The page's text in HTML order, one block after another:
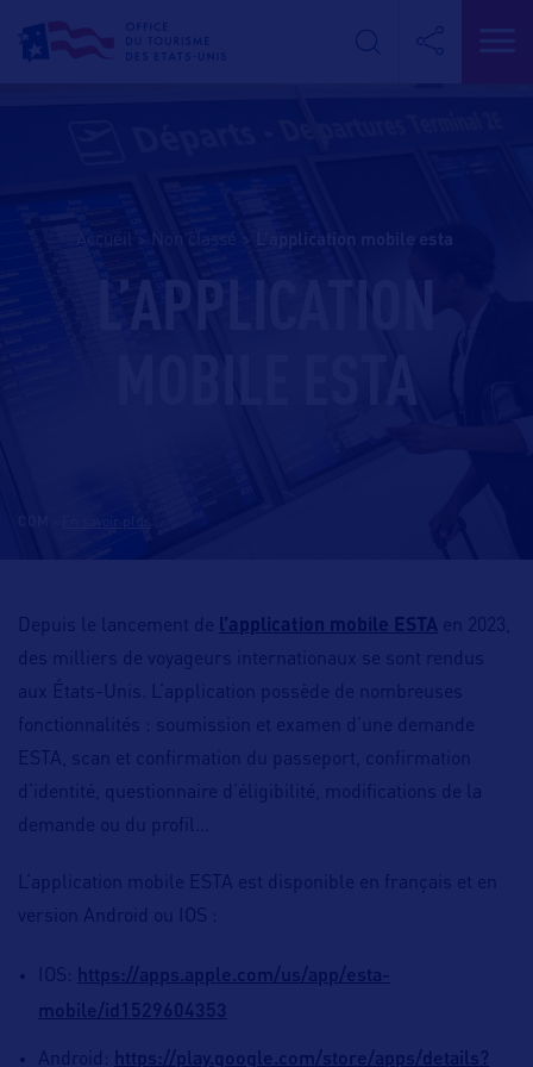
l’application mobile esta
Depuis le lancement de l’application mobile ESTA en 2023,
des milliers de voyageurs internationaux se sont rendus
aux États-Unis. L’application possède de nombreuses
fonctionnalités : soumission et examen d’une demande
ESTA, scan et confirmation du passeport, confirmation
d’identité, questionnaire d’éligibilité, modifications de la
demande ou du profil…
L’application mobile ESTA est disponible en français et en
version Android ou IOS :
IOS: https://apps.apple.com/us/app/esta-
mobile/id1529604353
Android: https://play.google.com/store/apps/details?